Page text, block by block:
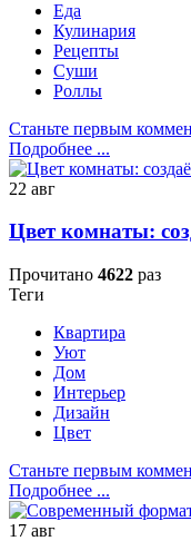
Еда
Кулинария
Рецепты
Суши
Роллы
Станьте первым
Подробнее ...
22 авг
Цвет комнаты:
Прочитано 4622 раз
Теги
Квартира
Уют
Дом
Интерьер
Дизайн
Цвет
Станьте первым
Подробнее ...
17 авг